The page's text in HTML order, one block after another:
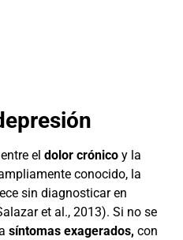
entre el dolor crónico y la
conocido, la
sin diagnosticar en
et al., 2013). Si no se
síntomas exagerados, con